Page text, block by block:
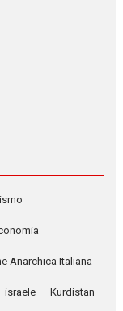
Anarchica Italiana
israele Kurdistan